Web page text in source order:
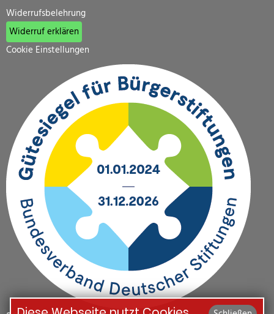
Widerrufsbelehrung
Widerruf erklären
Cookie Einstellungen